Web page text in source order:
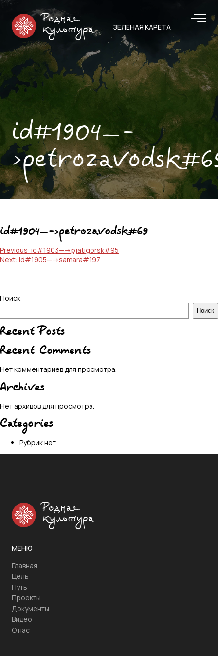
Родная
культура
ЗЕЛЕНАЯ КАРЕТА
id#1904—-
id#1904—->petrozavodsk#69
Навигация
по
Previous: id#1903—->pjatigorsk#95
Next: id#1905—->samara#197
Поиск
Поиск
Recent Posts
Recent Comments
Нет комментариев для просмотра.
Archives
Нет архивов для просмотра.
Categories
Рубрик нет
Родная
культура
МЕНЮ
Главная
Цель
Путь
Проекты
Документы
Видео
О нас